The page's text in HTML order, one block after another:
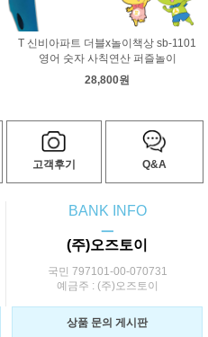
T 신비아파트 더블x놀이책상 sb-1101
영어 숫자 사칙연산 퍼즐놀이
28,800원
고객후기 Q&A
BANK INFO
ㅡ
(주)오즈토이
국민 797101-00-070731
예금주 : (주)오즈토이
상품 문의 게시판